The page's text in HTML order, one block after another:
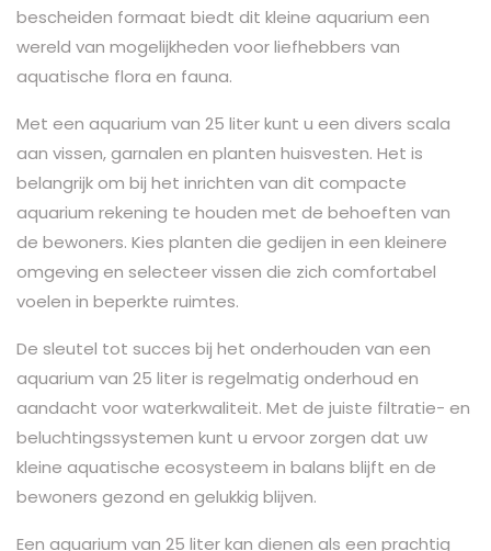
bescheiden formaat biedt dit kleine aquarium een
wereld van mogelijkheden voor liefhebbers van
aquatische flora en fauna.
Met een aquarium van 25 liter kunt u een divers scala
aan vissen, garnalen en planten huisvesten. Het is
belangrijk om bij het inrichten van dit compacte
aquarium rekening te houden met de behoeften van
de bewoners. Kies planten die gedijen in een kleinere
omgeving en selecteer vissen die zich comfortabel
voelen in beperkte ruimtes.
De sleutel tot succes bij het onderhouden van een
aquarium van 25 liter is regelmatig onderhoud en
aandacht voor waterkwaliteit. Met de juiste filtratie- en
beluchtingssystemen kunt u ervoor zorgen dat uw
kleine aquatische ecosysteem in balans blijft en de
bewoners gezond en gelukkig blijven.
Een aquarium van 25 liter kan dienen als een prachtig